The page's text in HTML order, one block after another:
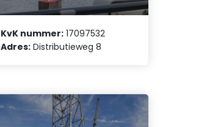
KvK nummer: 17097532
Adres: Distributieweg 8